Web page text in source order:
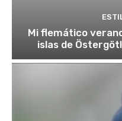
Mi flemático
islas de